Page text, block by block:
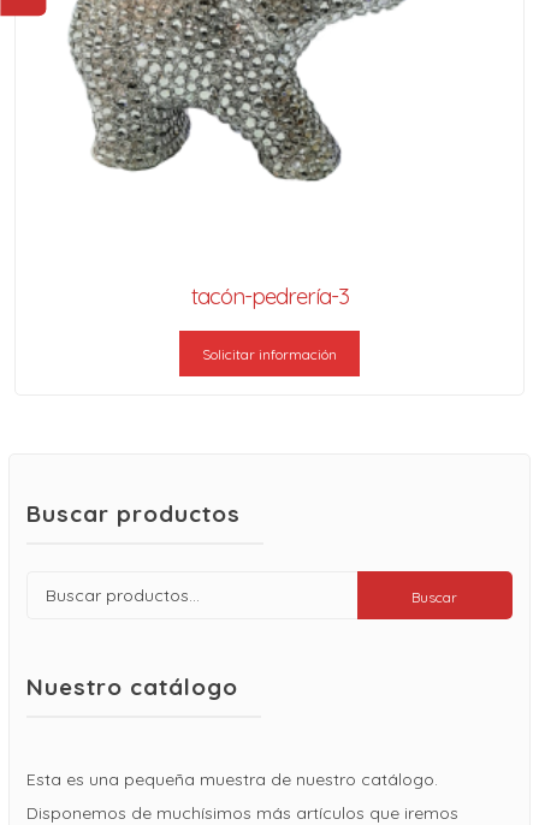
tacón-pedrería-3
Solicitar información
Buscar productos
Buscar
Buscar
Nuestro catálogo
Esta es una pequeña muestra de nuestro catálogo.
Disponemos de muchísimos más artículos que iremos